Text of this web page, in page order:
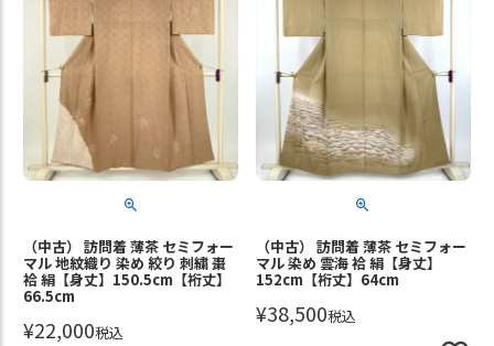
（中古） 訪問着 薄茶 セミフォー
マル 地紋織り 染め 絞り 刺繍 棗
袷 絹【身丈】150.5cm【裄丈】
66.5cm
¥22,000税込
（中古） 訪問着 薄茶 セミフォー
マル 染め 雲海 袷 絹【身丈】
152cm【裄丈】64cm
¥38,500税込